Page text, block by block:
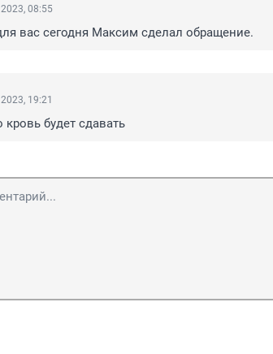
08:55
вас сегодня Максим сделал обращение.
19:21
кровь будет сдавать